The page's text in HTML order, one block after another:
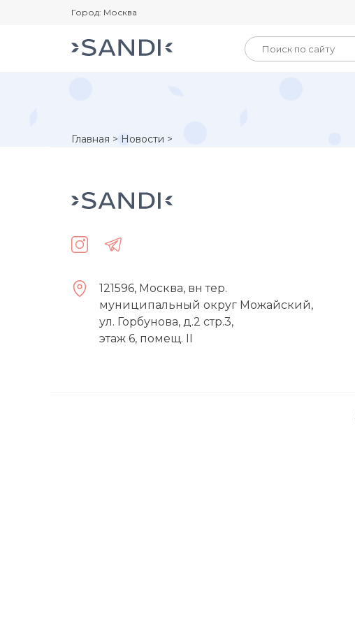
Город: Москва
Главная > Новости >
121596, Москва, вн тер.
муниципальный округ Можайский,
ул. Горбунова, д.2 стр.3,
этаж 6, помещ. II